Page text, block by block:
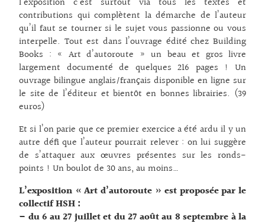
contributions qui complètent la démarche de l’auteur
qu’il faut se tourner si le sujet vous passionne ou vous
interpelle. Tout est dans l’ouvrage édité chez Building
Books : « Art d’autoroute » un beau et gros livre
largement documenté de quelques 216 pages ! Un
ouvrage bilingue anglais/français disponible en ligne sur
le site de l’éditeur et bientôt en bonnes librairies. (39
euros)
Et si l’on parie que ce premier exercice a été ardu il y un
autre défi que l’auteur pourrait relever : on lui suggère
de s’attaquer aux œuvres présentes sur les ronds-
points ! Un boulot de 30 ans, au moins…
L’exposition « Art d’autoroute » est proposée par le
collectif HSH :
– du 6 au 27 juillet et du 27 août au 8 septembre à la